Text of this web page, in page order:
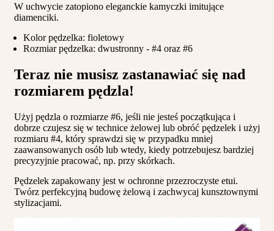
W uchwycie zatopiono eleganckie kamyczki imitujące
diamenciki.
Kolor pędzelka: fioletowy
Rozmiar pędzelka: dwustronny - #4 oraz #6
Teraz nie musisz zastanawiać się nad
rozmiarem pędzla!
Użyj pędzla o rozmiarze #6, jeśli nie jesteś początkująca i
dobrze czujesz się w technice żelowej lub obróć pędzelek i użyj
rozmiaru #4, który sprawdzi się w przypadku mniej
zaawansowanych osób lub wtedy, kiedy potrzebujesz bardziej
precyzyjnie pracować, np. przy skórkach.
Pędzelek zapakowany jest w ochronne przezroczyste etui.
Twórz perfekcyjną budowę żelową i zachwycaj kunsztownymi
stylizacjami.